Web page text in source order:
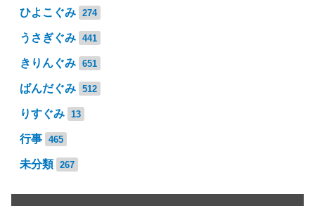
ひよこぐみ 274
うさぎぐみ 441
きりんぐみ 651
ぱんだぐみ 512
りすぐみ 13
行事 465
未分類 267